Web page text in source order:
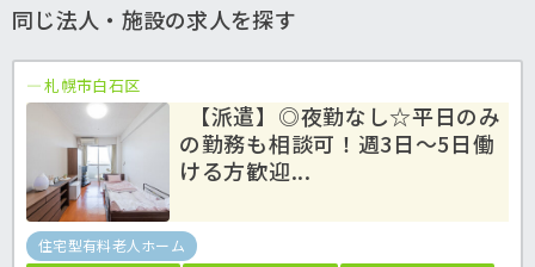
同じ法人・施設の求人を探す
札幌市白石区
【派遣】◎夜勤なし☆平日のみ
の勤務も相談可！週3日～5日働
ける方歓迎...
住宅型有料老人ホーム